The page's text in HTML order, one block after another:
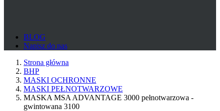
BLOG
Napisz do nas
Strona główna
BHP
MASKI OCHRONNE
MASKI PEŁNOTWARZOWE
MASKA MSA ADVANTAGE 3000 pełnotwarzowa -
gwintowana 3100